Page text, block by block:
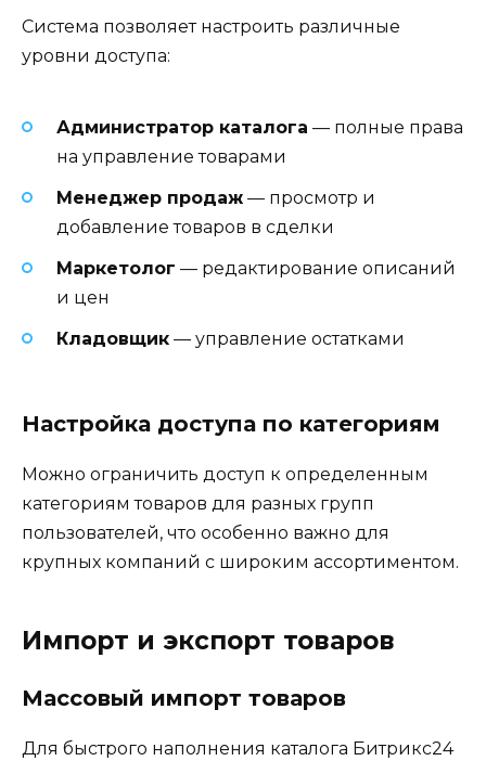
Система позволяет настроить различные
уровни доступа:
Администратор каталога — полные права
на управление товарами
Менеджер продаж — просмотр и
добавление товаров в сделки
Маркетолог — редактирование описаний
и цен
Кладовщик — управление остатками
Настройка доступа по категориям
Можно ограничить доступ к определенным
категориям товаров для разных групп
пользователей, что особенно важно для
крупных компаний с широким ассортиментом.
Импорт и экспорт товаров
Массовый импорт товаров
Для быстрого наполнения каталога Битрикс24